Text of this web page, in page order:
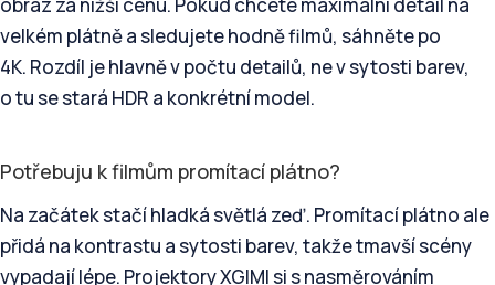
obraz za nižší cenu. Pokud chcete maximální detail na
velkém plátně a sledujete hodně filmů, sáhněte po
4K. Rozdíl je hlavně v počtu detailů, ne v sytosti barev,
o tu se stará HDR a konkrétní model.
Potřebuju k filmům promítací plátno?
Na začátek stačí hladká světlá zeď. Promítací plátno ale
přidá na kontrastu a sytosti barev, takže tmavší scény
vypadají lépe. Projektory XGIMI si s nasměrováním